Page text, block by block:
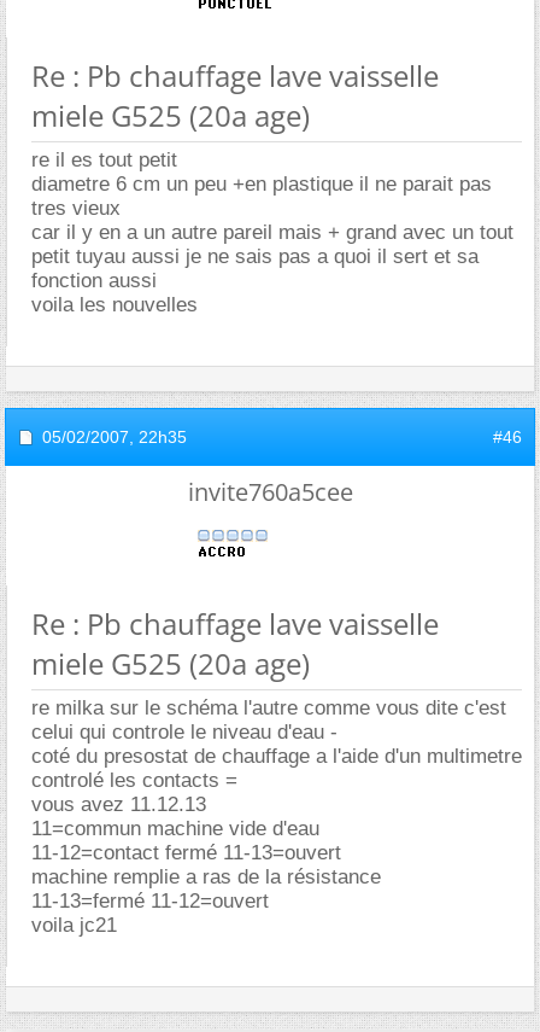
Re : Pb chauffage lave vaisselle
miele G525 (20a age)
re il es tout petit
diametre 6 cm un peu +en plastique il ne parait pas
tres vieux
car il y en a un autre pareil mais + grand avec un tout
petit tuyau aussi je ne sais pas a quoi il sert et sa
fonction aussi
voila les nouvelles
05/02/2007, 22h35 #46
invite760a5cee
Re : Pb chauffage lave vaisselle
miele G525 (20a age)
re milka sur le schéma l'autre comme vous dite c'est
celui qui controle le niveau d'eau -
coté du presostat de chauffage a l'aide d'un multimetre
controlé les contacts =
vous avez 11.12.13
11=commun machine vide d'eau
11-12=contact fermé 11-13=ouvert
machine remplie a ras de la résistance
11-13=fermé 11-12=ouvert
voila jc21